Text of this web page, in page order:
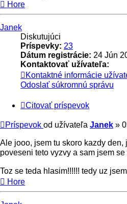
Hore
Janek
Diskutujúci
Príspevky: 23
Dátum registrácie: 24 Jún
Kontaktovať užívateľa:
Kontaktné informácie
Odoslať súkromnú správu
Citovať príspevok
Príspevok od užívateľa Janek »
Ale jooo, jsem tu skoro kazdy
poveseni teto vyzvy a sam jsem
Toz se teda hlasim!!!!!! tedy uz
Hore